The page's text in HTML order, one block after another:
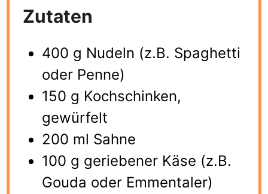
Zutaten
400 g Nudeln (z.B. Spaghetti
oder Penne)
150 g Kochschinken,
gewürfelt
200 ml Sahne
100 g geriebener Käse (z.B.
Gouda oder Emmentaler)